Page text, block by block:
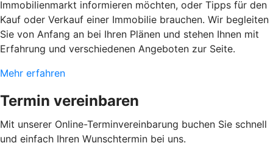
Immobilienmarkt informieren möchten, oder Tipps für den
Kauf oder Verkauf einer Immobilie brauchen. Wir begleiten
Sie von Anfang an bei Ihren Plänen und stehen Ihnen mit
Erfahrung und verschiedenen Angeboten zur Seite.
Mehr erfahren
Termin vereinbaren
Mit unserer Online-Terminvereinbarung buchen Sie schnell
und einfach Ihren Wunschtermin bei uns.